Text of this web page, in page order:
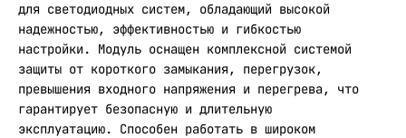
для светодиодных систем, обладающий высокой
надежностью, эффективностью и гибкостью
настройки. Модуль оснащен комплексной системой
защиты от короткого замыкания, перегрузок,
превышения входного напряжения и перегрева, что
гарантирует безопасную и длительную
эксплуатацию. Способен работать в широком